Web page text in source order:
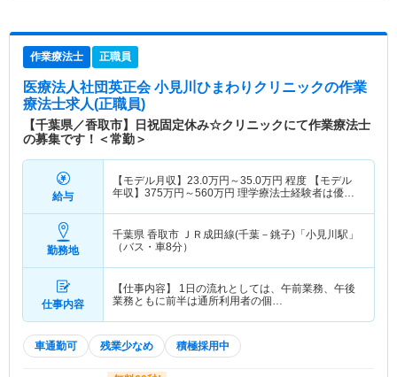
作業療法士 正職員
医療法人社団英正会 小見川ひまわりクリニックの作業
療法士求人(正職員)
【千葉県／香取市】日祝固定休み☆クリニックにて作業療法士
の募集です！＜常勤＞
給与
【モデル月収】 23.0万円～35.0万円 程度 【モデル
年収】 375万円～560万円 理学療法士経験者は優遇
勤務地
千葉県 香取市 ＪＲ成田線(千葉－銚子)「小見川駅」
（バス・車8分）
仕事内容
【仕事内容】 1日の流れとしては、午前業務、午後
業務ともに前半は通所利用者の個…
車通勤可 残業少なめ 積極採用中